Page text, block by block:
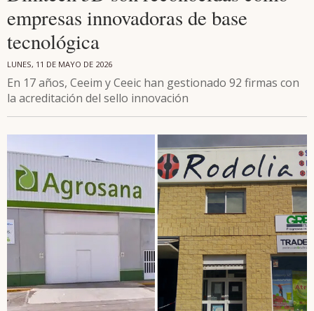
empresas innovadoras de base
tecnológica
LUNES, 11 DE MAYO DE 2026
En 17 años, Ceeim y Ceeic han gestionado 92 firmas con
la acreditación del sello innovación